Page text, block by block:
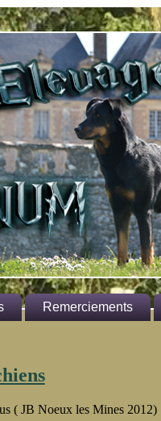
Remerciements
( JB Noeux les Mines 2012)